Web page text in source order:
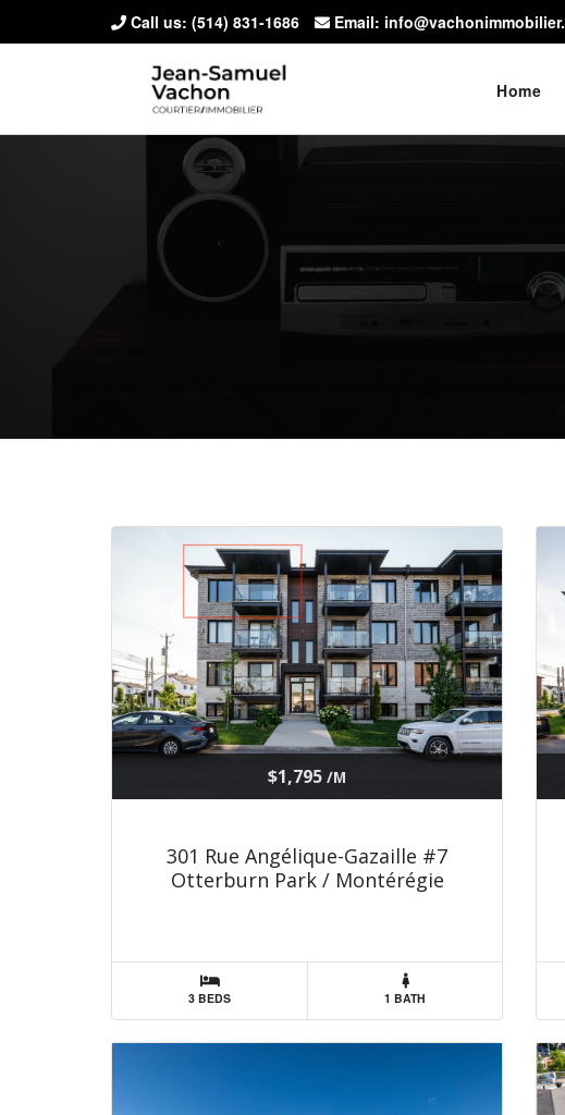
Call us: (514) 831-1686 Email:
Home
$1,795 /M
301 Rue Angélique-Gazaille #7
Otterburn Park / Montérégie
3 BEDS 1 BATH